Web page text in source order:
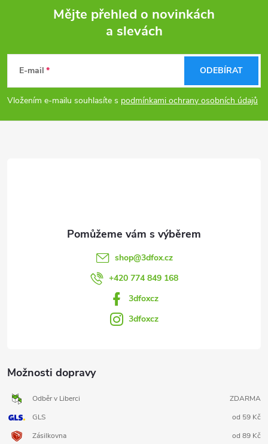
p
a
Mějte přehled o novinkách
a slevách
E-mail
Vložením e-mailu souhlasíte s podmínkami ochrany osobních údajů
ODEBÍRAT
Možnosti dopravy
Odběr v Liberci
ZDARMA
GLS
od 59 Kč
Zásilkovna
od 89 Kč
shop@3dfox.cz
+420 774 849 168
3dfoxcz
3dfoxcz